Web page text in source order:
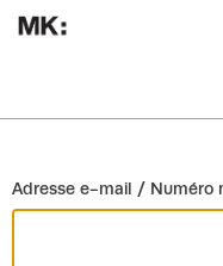
Adresse e-mail / Numéro